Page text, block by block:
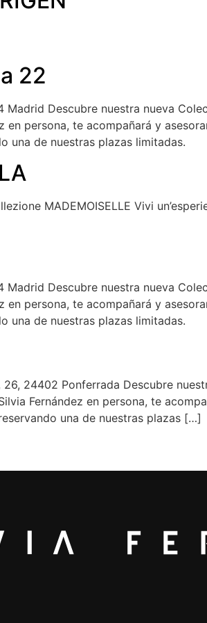
22
Descubre nuestra nueva
en persona, te acompañará y
una de nuestras plazas limitadas.
MADEMOISELLE Vivi
Descubre nuestra nueva
en persona, te acompañará y
una de nuestras plazas limitadas.
24402 Ponferrada Descubre
Fernández en persona, te
una de nuestras plazas […]